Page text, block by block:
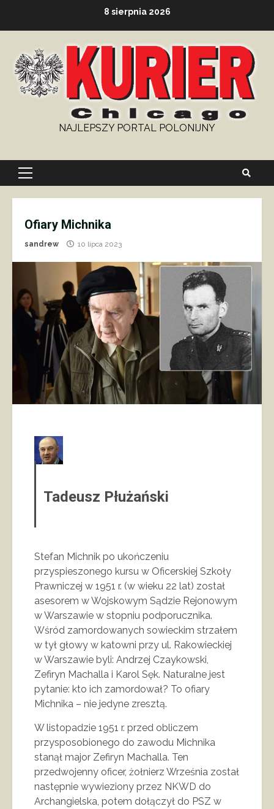
8 sierpnia 2026
NAJLEPSZY PORTAL POLONIJNY
Primary
Ofiary Michnika
sandrew 10 lipca 2023
Tadeusz Płużański
Stefan Michnik po ukończeniu
przyspieszonego kursu w Oficerskiej Szkoły
Prawniczej w 1951 r. (w wieku 22 lat) został
asesorem w Wojskowym Sądzie Rejonowym
w Warszawie w stopniu podporucznika.
Wśród zamordowanych sowieckim strzałem
w tył głowy w katowni przy ul. Rakowieckiej
w Warszawie byli: Andrzej Czaykowski,
Zefiryn Machalla i Karol Sęk. Naturalne jest
pytanie: kto ich zamordował? To ofiary
Michnika – nie jedyne zresztą.
W listopadzie 1951 r. przed obliczem
przysposobionego do zawodu Michnika
stanął major Zefiryn Machalla. Ten
przedwojenny oficer, żołnierz Września został
następnie wywieziony przez NKWD do
Archangielska, potem dołączył do PSZ w